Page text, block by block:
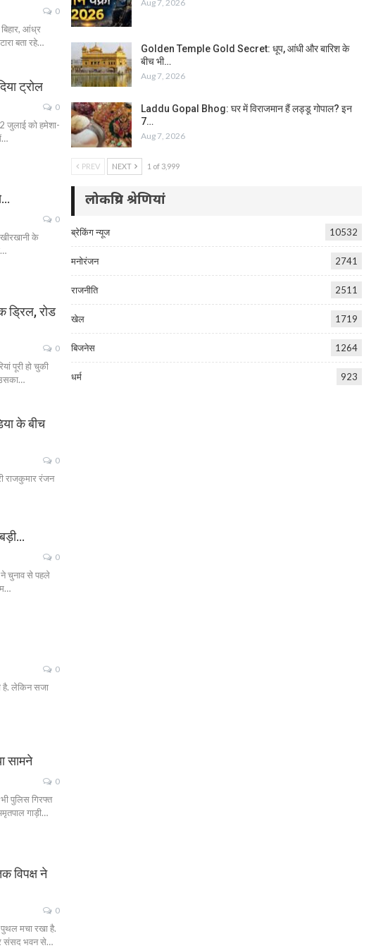
0
आंध्र
बता रहे…
ट्रोल
0
को हमेशा-
0
के
ड्रिल, रोड
0
पूरी हो चुकी
उसका…
के बीच
0
राजकुमार रंजन
0
चुनाव से पहले
0
है. लेकिन सजा
सामने
0
पुलिस गिरफ्त
गाड़ी…
विपक्ष ने
0
मचा रखा है.
संसद भवन से…
Aug 7, 2026
Golden Temple Gold Secret: धूप, आंधी और बारिश के
बीच भी…
Aug 7, 2026
Laddu Gopal Bhog: घर में विराजमान हैं लड्डू गोपाल? इन
7…
Aug 7, 2026
PREV NEXT 1 of 3,999
लोकप्रिय श्रेणियां
ब्रेकिंग न्यूज 10532
मनोरंजन 2741
राजनीति 2511
खेल 1719
बिजनेस 1264
धर्म 923